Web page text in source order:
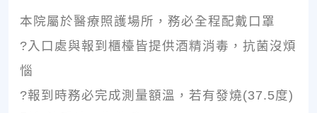
本院屬於醫療照護場所，務必全程配戴口罩
?入口處與報到櫃檯皆提供酒精消毒，抗菌沒煩
惱
?報到時務必完成測量額溫，若有發燒(37.5度)